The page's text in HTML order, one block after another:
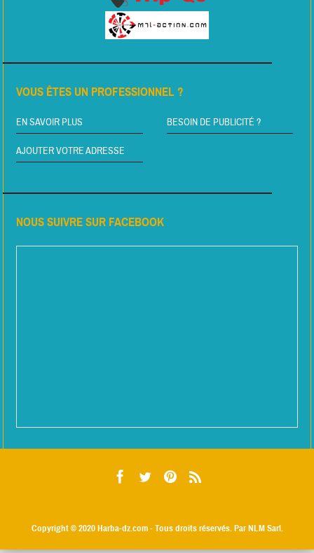
VOUS ÊTES UN PROFESSIONNEL ?
EN SAVOIR PLUS BESOIN DE PUBLICITÉ ?
AJOUTER VOTRE ADRESSE
NOUS SUIVRE SUR FACEBOOK
Copyright © 2020Harba-dz.com- Tous droits réservés. Par NLM Sarl.